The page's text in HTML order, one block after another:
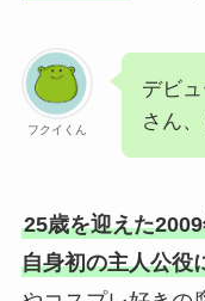
フクイくん
デビ
さん
25歳を迎えた
自身初の主人公役